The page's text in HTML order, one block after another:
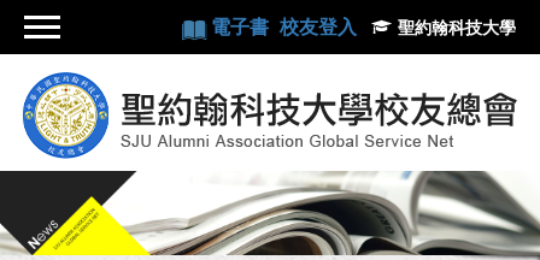
電子書 校友登入 聖約翰科技大學